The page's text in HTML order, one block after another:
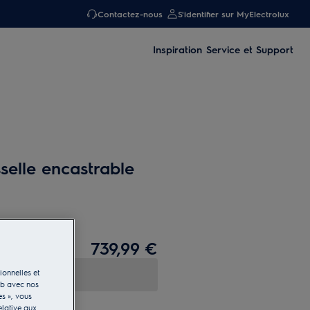
Contactez-nous S'identifier sur MyElectrolux
Inspiration Service et Support
encastrable
739,99 €
et
avec nos
», vous
aux